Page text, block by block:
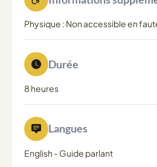
Physique : Non accessible en
Durée
8 heures
Langues
English - Guide parlant